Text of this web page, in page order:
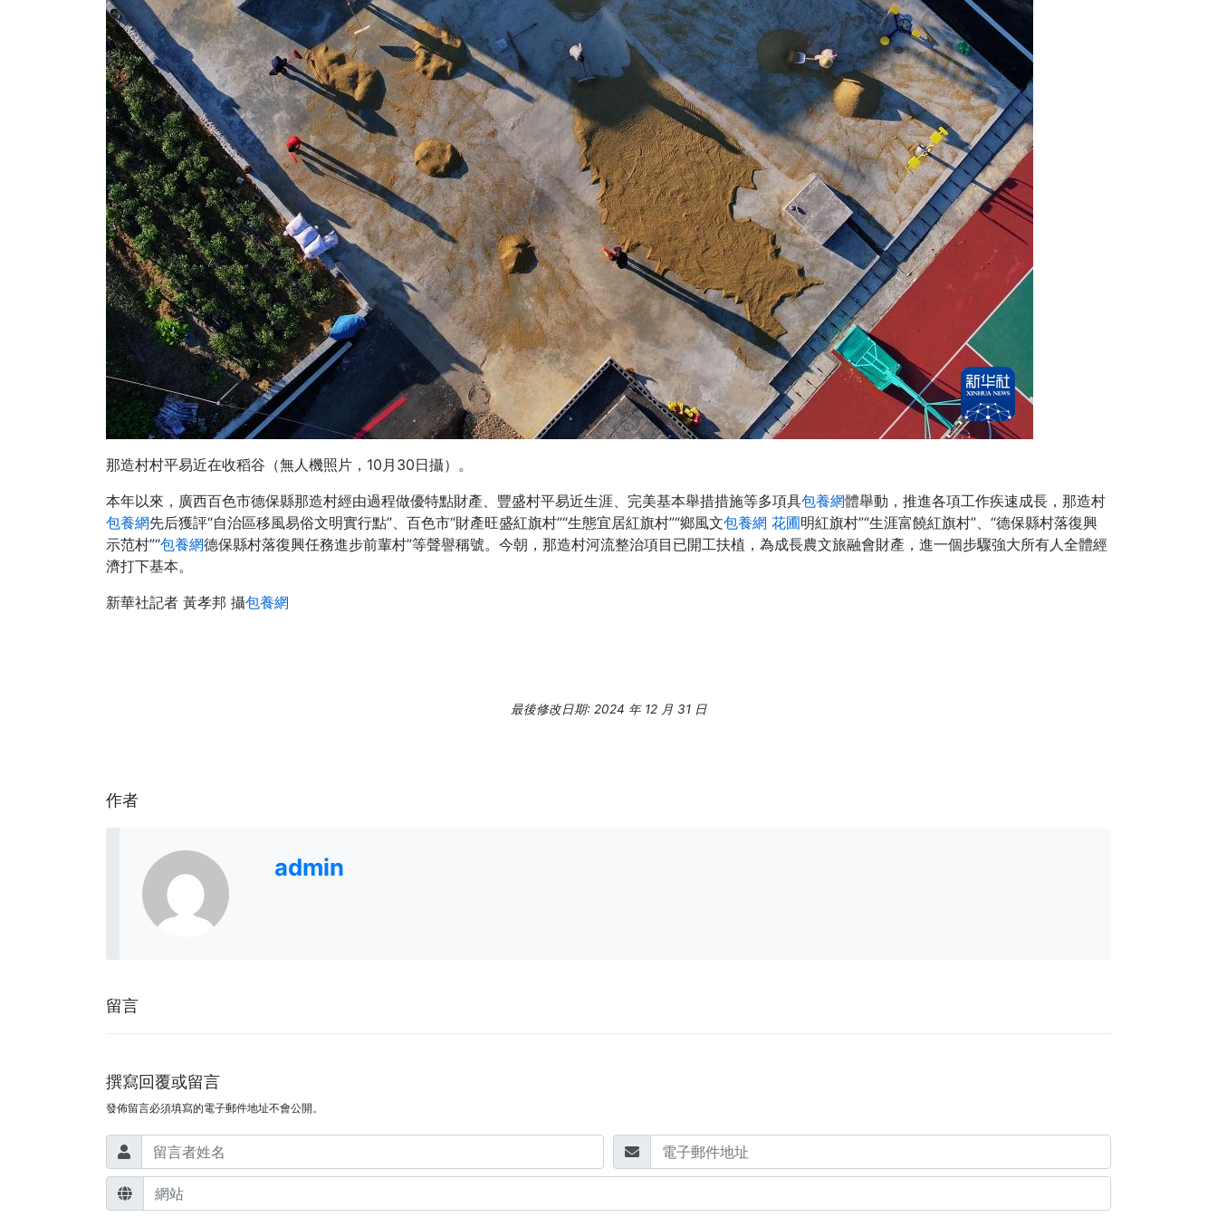
那造村村平易近在收稻谷（無人機照片，10月30日攝）。
本年以來，廣西百色市德保縣那造村經由過程做優特點財產、豐盛村平易近生涯、完美基本舉措措施等多項具包養網體舉動，推進各項工作疾速成長，那造村
包養網先后獲評“自治區移風易俗文明實行點”、百色市“財產旺盛紅旗村”“生態宜居紅旗村”“鄉風文包養網 花圃明紅旗村”“生涯富饒紅旗村”、“德保縣村落復興
示范村”“包養網德保縣村落復興任務進步前輩村”等聲譽稱號。今朝，那造村河流整治項目已開工扶植，為成長農文旅融會財產，進一個步驟強大所有人全體經
濟打下基本。
新華社記者 黃孝邦 攝包養網
最後修改日期: 2024 年 12 月 31 日
作者
admin
留言
撰寫回覆或留言
發佈留言必須填寫的電子郵件地址不會公開。